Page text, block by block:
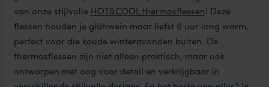
van onze stijlvolle HOT&COOL thermosflessen! Deze
flessen houden je glühwein maar liefst 6 uur lang warm,
perfect voor die koude winteravonden buiten. De
thermosflessen zijn niet alleen praktisch, maar ook
ontworpen met oog voor detail en verkrijgbaar in